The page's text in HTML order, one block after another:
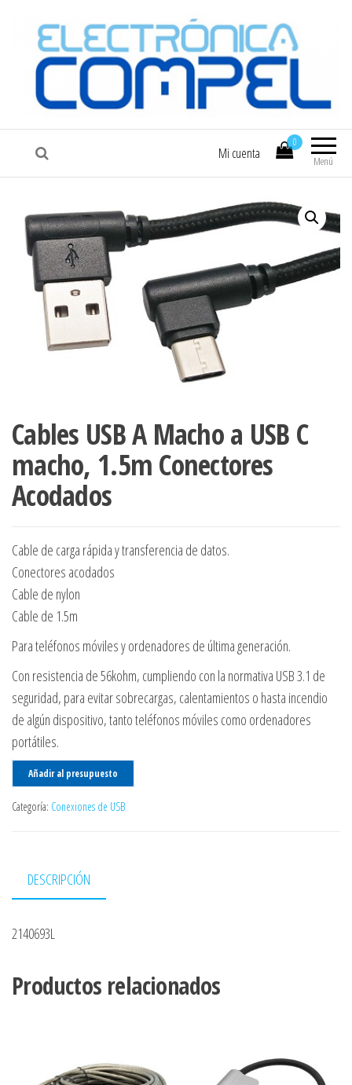
COMPEL Electrónica COMPEL
Menú
0
Mi cuenta
Cables USB A Macho a USB C
macho, 1.5m Conectores
Acodados
Cable de carga rápida y transferencia de datos.
Conectores acodados
Cable de nylon
Cable de 1.5m
Para teléfonos móviles y ordenadores de última generación.
Con resistencia de 56kohm, cumpliendo con la normativa USB 3.1 de
seguridad, para evitar sobrecargas, calentamientos o hasta incendio
de algún dispositivo, tanto teléfonos móviles como ordenadores
portátiles.
Añadir al presupuesto
Categoría: Conexiones de USB
DESCRIPCIÓN
2140693L
Productos relacionados